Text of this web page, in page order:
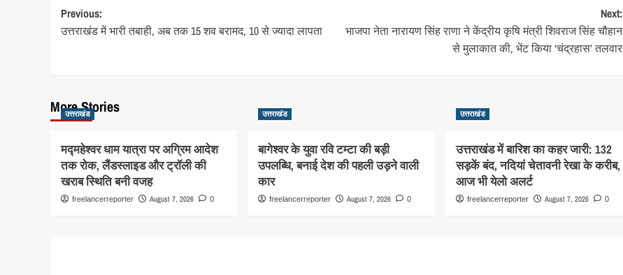
Post
navigation
Previous:
उत्तराखंड में भारी तबाही, अब तक 15 शव बरामद, 10 से ज्यादा लापता
Next:
भाजपा नेता नारायण सिंह राणा ने केंद्रीय कृषि मंत्री शिवराज सिंह चौहान
से मुलाकात की, भेंट किया ‘चंद्रहास’ तलवार
More Stories
उत्तराखंड
मद्महेश्वर धाम यात्रा पर अग्रिम आदेश
तक रोक, लैंडस्लाइड और ट्रॉली की
खराब स्थिति बनी वजह
freelancerreporter August 7, 2026 0
उत्तराखंड
बागेश्वर के युवा रवि टम्टा की बड़ी
उपलब्धि, बनाई देश की पहली उड़ने वाली
कार
freelancerreporter August 7, 2026 0
उत्तराखंड
उत्तराखंड में बारिश का कहर जारी: 132
सड़कें बंद, नदियां चेतावनी रेखा के करीब,
आज भी येलो अलर्ट
freelancerreporter August 7, 2026 0